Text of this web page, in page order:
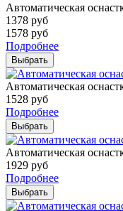
Автоматическая
1378 руб
1578 руб
Подробнее
Выбрать
Автоматическая
1528 руб
Подробнее
Выбрать
Автоматическая
1929 руб
Подробнее
Выбрать